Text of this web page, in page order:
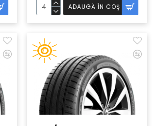
ADAUGĂ ÎN COŞ